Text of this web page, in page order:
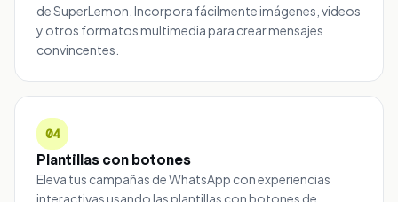
de SuperLemon. Incorpora fácilmente imágenes, videos
y otros formatos multimedia para crear mensajes
convincentes.
04
Plantillas con botones
Eleva tus campañas de WhatsApp con experiencias
interactivas usando las plantillas con botones de